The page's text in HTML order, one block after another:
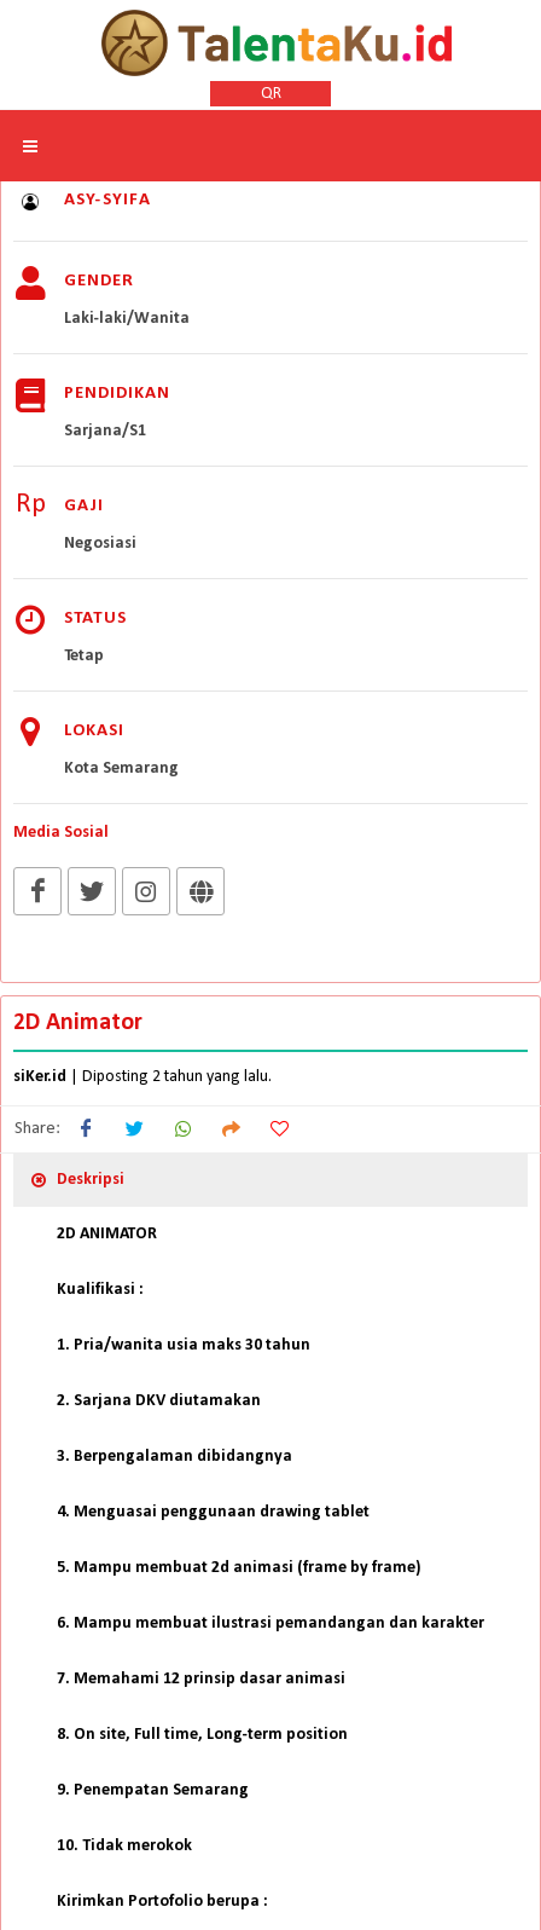
QR
ASY-SYIFA
GENDER
Laki-laki/Wanita
PENDIDIKAN
Sarjana/S1
Rp GAJI
Negosiasi
STATUS
Tetap
LOKASI
Kota Semarang
Media Sosial
2D Animator
siKer.id | Diposting 2 tahun yang lalu.
Share:
Deskripsi
2D ANIMATOR
Kualifikasi :
1. Pria/wanita usia maks 30 tahun
2. Sarjana DKV diutamakan
3. Berpengalaman dibidangnya
4. Menguasai penggunaan drawing tablet
5. Mampu membuat 2d animasi (frame by frame)
6. Mampu membuat ilustrasi pemandangan dan karakter
7. Memahami 12 prinsip dasar animasi
8. On site, Full time, Long-term position
9. Penempatan Semarang
10. Tidak merokok
Kirimkan Portofolio berupa :